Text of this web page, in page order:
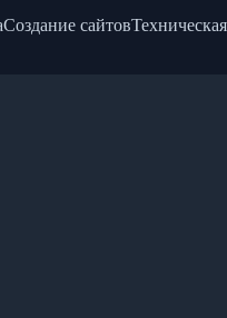
Создание сайтов